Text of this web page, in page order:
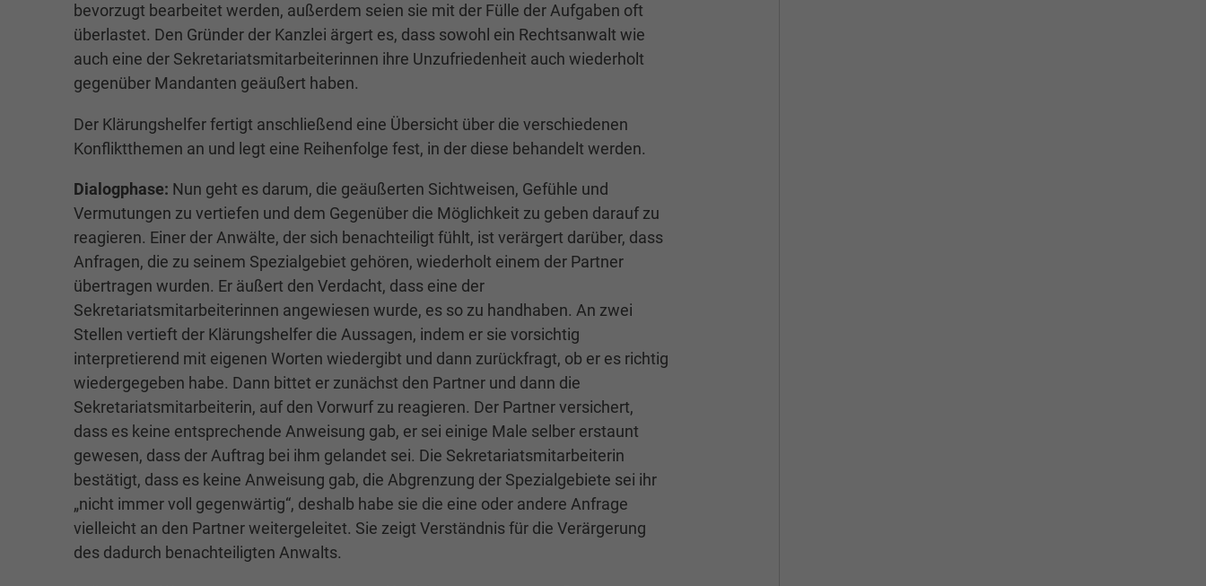
bevorzugt bearbeitet werden, außerdem seien sie mit der Fülle der Aufgaben oft
überlastet. Den Gründer der Kanzlei ärgert es, dass sowohl ein Rechtsanwalt wie
auch eine der Sekretariatsmitarbeiterinnen ihre Unzufriedenheit auch wiederholt
gegenüber Mandanten geäußert haben.
Der Klärungshelfer fertigt anschließend eine Übersicht über die verschiedenen
Konfliktthemen an und legt eine Reihenfolge fest, in der diese behandelt werden.
Dialogphase: Nun geht es darum, die geäußerten Sichtweisen, Gefühle und
Vermutungen zu vertiefen und dem Gegenüber die Möglichkeit zu geben darauf zu
reagieren. Einer der Anwälte, der sich benachteiligt fühlt, ist verärgert darüber, dass
Anfragen, die zu seinem Spezialgebiet gehören, wiederholt einem der Partner
übertragen wurden. Er äußert den Verdacht, dass eine der
Sekretariatsmitarbeiterinnen angewiesen wurde, es so zu handhaben. An zwei
Stellen vertieft der Klärungshelfer die Aussagen, indem er sie vorsichtig
interpretierend mit eigenen Worten wiedergibt und dann zurückfragt, ob er es richtig
wiedergegeben habe. Dann bittet er zunächst den Partner und dann die
Sekretariatsmitarbeiterin, auf den Vorwurf zu reagieren. Der Partner versichert,
dass es keine entsprechende Anweisung gab, er sei einige Male selber erstaunt
gewesen, dass der Auftrag bei ihm gelandet sei. Die Sekretariatsmitarbeiterin
bestätigt, dass es keine Anweisung gab, die Abgrenzung der Spezialgebiete sei ihr
„nicht immer voll gegenwärtig“, deshalb habe sie die eine oder andere Anfrage
vielleicht an den Partner weitergeleitet. Sie zeigt Verständnis für die Verärgerung
des dadurch benachteiligten Anwalts.